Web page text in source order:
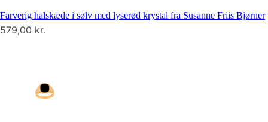
Farverig halskæde i sølv med lyserød krystal fra Susanne Friis Bjørner
579,00 kr.